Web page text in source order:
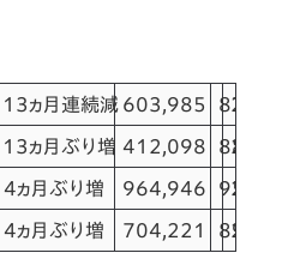
13ヵ月連続減 603,985 87.0%
2年
13ヵ月ぶり増 412,098 88.9%
2年
4ヵ月ぶり増 964,946 95.1%
2年
4ヵ月ぶり増 704,221 89.6%
2年